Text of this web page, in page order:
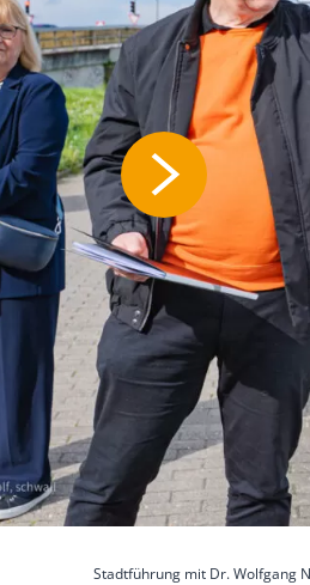
Stadtführung mit Dr. Wolfgang